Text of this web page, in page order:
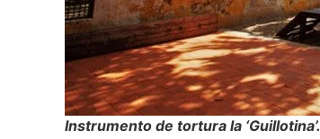
Instrumento de tortura la ‘Guillotina’.